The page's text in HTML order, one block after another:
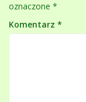
oznaczone *
Komentarz *